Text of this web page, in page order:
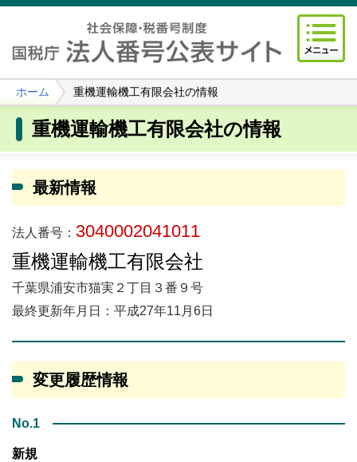
ホーム 重機運輸機工有限会社の情報
重機運輸機工有限会社の情報
最新情報
法人番号： 3040002041011
重機運輸機工有限会社
千葉県浦安市猫実２丁目３番９号
最終更新年月日：平成27年11月6日
変更履歴情報
No.1
新規